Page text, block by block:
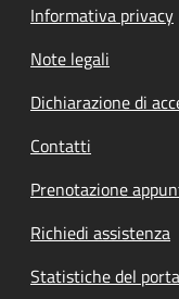
Informativa privacy
Note legali
Dichiarazione di
Contatti
Prenotazione
Richiedi assistenza
Statistiche del